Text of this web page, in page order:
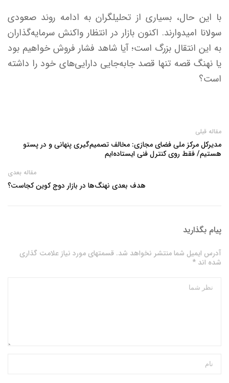
با این حال، بسیاری از تحلیلگران به ادامه روند صعودی
سولانا امیدوارند. اکنون بازار در انتظار واکنش سرمایه‌گذاران
به این انتقال بزرگ است؛ آیا شاهد فشار فروش خواهیم بود
یا نهنگ قصه تنها قصد جابه‌جایی دارایی‌های خود را داشته
است؟
مقاله قبلی
مدیرکل مرکز ملی فضای مجازی: مخالف تصمیم‌گیری پنهانی و در پستو
هستیم/ فقط روی کنترل فنی ایستاده‌ایم
مقاله بعدی
هدف بعدی نهنگ‌ها در بازار دوج کوین کجاست؟
پیام بگذارید
آدرس ایمیل شما منتشر نخواهد شد. قسمتهای مورد نیاز علامت گذاری
شده اند *